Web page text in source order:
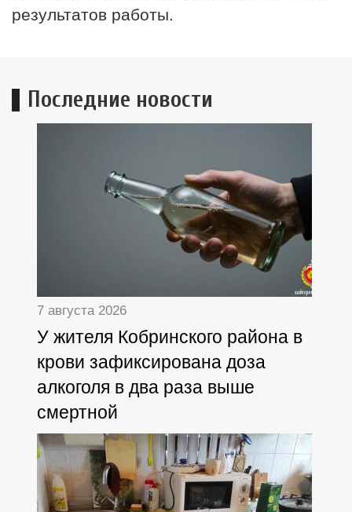
результатов работы.
Последние новости
7 августа 2026
У жителя Кобринского района в
крови зафиксирована доза
алкоголя в два раза выше
смертной